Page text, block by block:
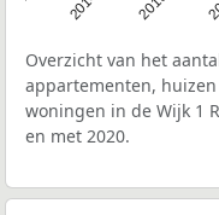
Overzicht van het
appartementen,
woningen in de Wijk 1
en met 2020.